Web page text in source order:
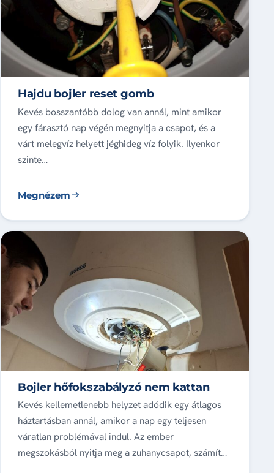
Hajdu bojler reset gomb
Kevés bosszantóbb dolog van annál, mint amikor
egy fárasztó nap végén megnyitja a csapot, és a
várt melegvíz helyett jéghideg víz folyik. Ilyenkor
szinte…
Megnézem
Bojler hőfokszabályzó nem kattan
Kevés kellemetlenebb helyzet adódik egy átlagos
háztartásban annál, amikor a nap egy teljesen
váratlan problémával indul. Az ember
megszokásból nyitja meg a zuhanycsapot, számít…